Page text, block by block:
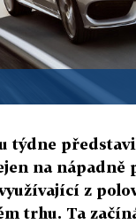
týdne
na nápadně
z
trhu. Ta